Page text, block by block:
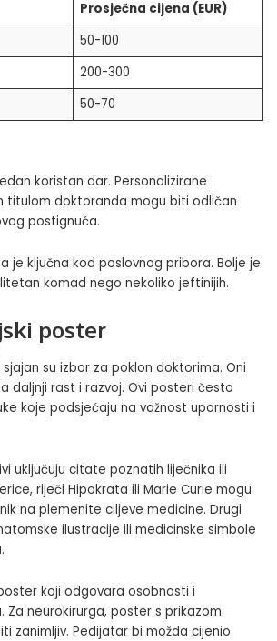
Prosječna cijena (EUR)
50-100
200-300
50-70
koristan dar. Personalizirane
titulom doktoranda mogu biti odličan
postignuća.
je ključna kod poslovnog pribora. Bolje je
komad nego nekoliko jeftinijih.
poster
su izbor za poklon doktorima. Oni
daljnji rast i razvoj. Ovi posteri često
koje podsjećaju na važnost upornosti i
uključuju citate poznatih liječnika ili
riječi Hipokrata ili Marie Curie mogu
na plemenite ciljeve medicine. Drugi
ilustracije ili medicinske simbole
koji odgovara osobnosti i
neurokirurga, poster s prikazom
zanimljiv. Pedijatar bi možda cijenio